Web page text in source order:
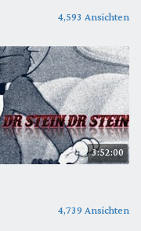
4,593 Ansichten
3:52:00
4,739 Ansichten